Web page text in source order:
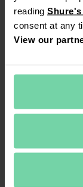
reading
consent at any
View our